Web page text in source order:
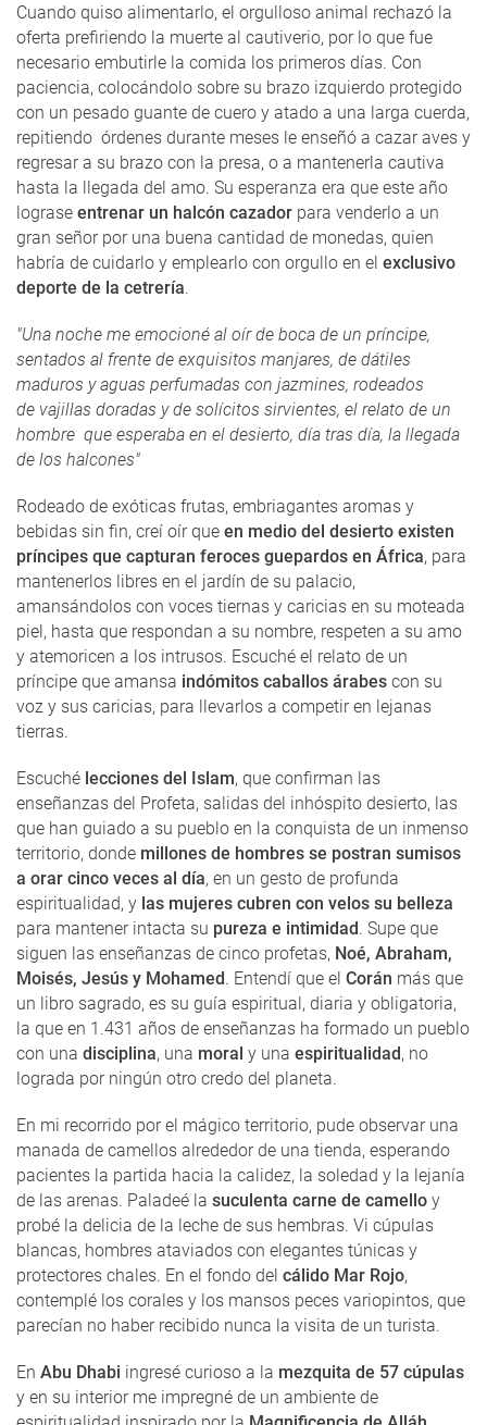
Cuando quiso alimentarlo, el orgulloso animal rechazó la
oferta prefiriendo la muerte al cautiverio, por lo que fue
necesario embutirle la comida los primeros días. Con
paciencia, colocándolo sobre su brazo izquierdo protegido
con un pesado guante de cuero y atado a una larga cuerda,
repitiendo órdenes durante meses le enseñó a cazar aves y
regresar a su brazo con la presa, o a mantenerla cautiva
hasta la llegada del amo. Su esperanza era que este año
lograse entrenar un halcón cazador para venderlo a un
gran señor por una buena cantidad de monedas, quien
habría de cuidarlo y emplearlo con orgullo en el exclusivo
deporte de la cetrería.
"Una noche me emocioné al oír de boca de un príncipe,
sentados al frente de exquisitos manjares, de dátiles
maduros y aguas perfumadas con jazmines, rodeados
de vajillas doradas y de solícitos sirvientes, el relato de un
hombre que esperaba en el desierto, día tras día, la llegada
de los halcones"
Rodeado de exóticas frutas, embriagantes aromas y
bebidas sin fin, creí oír que en medio del desierto existen
príncipes que capturan feroces guepardos en África, para
mantenerlos libres en el jardín de su palacio,
amansándolos con voces tiernas y caricias en su moteada
piel, hasta que respondan a su nombre, respeten a su amo
y atemoricen a los intrusos. Escuché el relato de un
príncipe que amansa indómitos caballos árabes con su
voz y sus caricias, para llevarlos a competir en lejanas
tierras.
Escuché lecciones del Islam, que confirman las
enseñanzas del Profeta, salidas del inhóspito desierto, las
que han guiado a su pueblo en la conquista de un inmenso
territorio, donde millones de hombres se postran sumisos
a orar cinco veces al día, en un gesto de profunda
espiritualidad, y las mujeres cubren con velos su belleza
para mantener intacta su pureza e intimidad. Supe que
siguen las enseñanzas de cinco profetas, Noé, Abraham,
Moisés, Jesús y Mohamed. Entendí que el Corán más que
un libro sagrado, es su guía espiritual, diaria y obligatoria,
la que en 1.431 años de enseñanzas ha formado un pueblo
con una disciplina, una moral y una espiritualidad, no
lograda por ningún otro credo del planeta.
En mi recorrido por el mágico territorio, pude observar una
manada de camellos alrededor de una tienda, esperando
pacientes la partida hacia la calidez, la soledad y la lejanía
de las arenas. Paladeé la suculenta carne de camello y
probé la delicia de la leche de sus hembras. Vi cúpulas
blancas, hombres ataviados con elegantes túnicas y
protectores chales. En el fondo del cálido Mar Rojo,
contemplé los corales y los mansos peces variopintos, que
parecían no haber recibido nunca la visita de un turista.
En Abu Dhabi ingresé curioso a la mezquita de 57 cúpulas
y en su interior me impregné de un ambiente de